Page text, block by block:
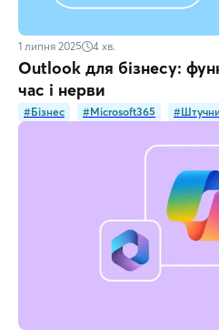
1 липня 2025 4 хв.
Outlook для бізнесу:
час і нерви
#Бізнес #Microsoft365